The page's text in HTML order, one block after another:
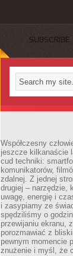
SUBSCRIBE
Współczesny
jeszcze kilkanaście
cud techniki:
komunikatorów,
zdalnej. Z jednej
drugiej – narzędzie,
uwagę, energię i
i zasypiamy ze
spędziliśmy o
przewijaniu ekranu,
porozmawiać z
pewnym momencie
znużenie i myśl, że